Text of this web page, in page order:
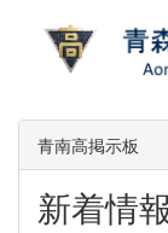
青南高掲示板
新着情報